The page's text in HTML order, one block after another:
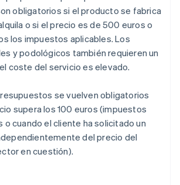
obligatorios si el producto se fabrica
o si el precio es de 500 euros o
los impuestos aplicables. Los
y podológicos también requieren un
coste del servicio es elevado.
se vuelven obligatorios
supera los 100 euros (impuestos
o cuando el cliente ha solicitado un
del precio del
en cuestión).